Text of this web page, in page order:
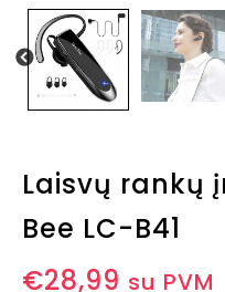
Laisvų rankų
Bee LC-B41
€28,99 su PVM